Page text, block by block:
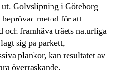
ut. Golvslipning i Göteborg
metod för att
och framhäva träets naturliga
sig på parkett,
plankor, kan resultatet av
överraskande.